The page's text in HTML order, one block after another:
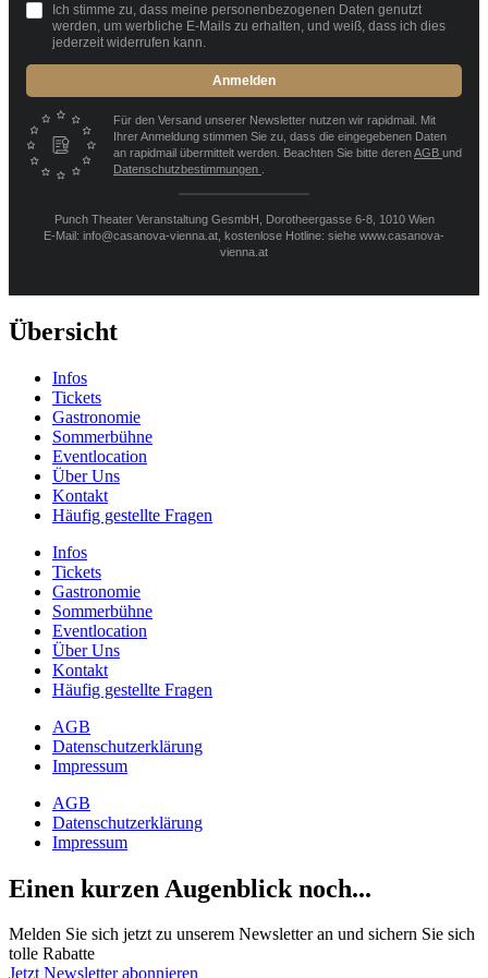
Ich stimme zu, dass meine personenbezogenen Daten genutzt
werden, um werbliche E-Mails zu erhalten, und weiß, dass ich dies
jederzeit widerrufen kann.
Anmelden
Für den Versand unserer Newsletter nutzen wir rapidmail. Mit
Ihrer Anmeldung stimmen Sie zu, dass die eingegebenen Daten
an rapidmail übermittelt werden. Beachten Sie bitte derenAGB und
Datenschutzbestimmungen
Punch Theater Veranstaltung GesmbH, Dorotheergasse 6-8, 1010 Wien
E-Mail: info@casanova-vienna.at, kostenlose Hotline: siehe www.casanova-
vienna.at
Übersicht
Infos
Tickets
Gastronomie
Sommerbühne
Eventlocation
Über Uns
Kontakt
Häufig gestellte Fragen
Infos
Tickets
Gastronomie
Sommerbühne
Eventlocation
Über Uns
Kontakt
Häufig gestellte Fragen
AGB
Datenschutzerklärung
Impressum
AGB
Datenschutzerklärung
Impressum
Einen kurzen Augenblick noch...
Melden Sie sich jetzt zu unserem Newsletter an und sichern Sie sich
tolle Rabatte
Jetzt Newsletter abonnieren